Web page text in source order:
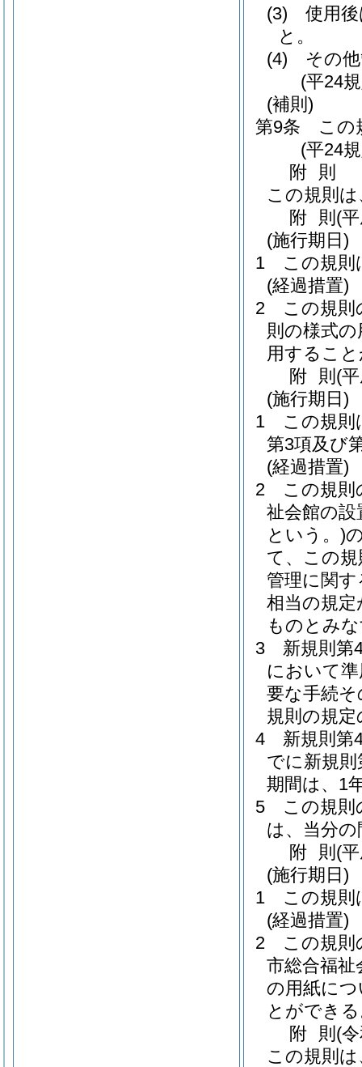
(3)
使用
と。
(4)
その
(平24
(補則)
第9条
この
(平24
附 則
この規則
附 則 (
(施行期日)
1
この規則
(経過措置)
2
この規則
則の様式
用するこ
附 則 (
(施行期日)
1
この規則
第3項及び
(経過措置)
2
この規則
祉会館の
という。)
て、この
管理に関
相当の規
ものとみ
3
新規則第
において
要な手続
規則の規
4
新規則第
でに新規
期間は、1
5
この規則
は、当分
附 則 (
(施行期日)
1
この規則
(経過措置)
2
この規則
市総合福祉
の用紙に
とができ
附 則 (
この規則